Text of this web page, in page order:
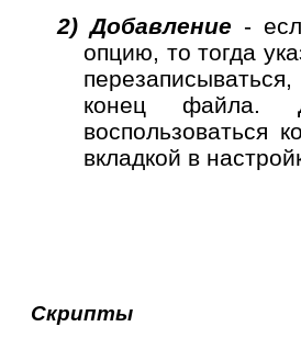
2) Добавление -
опцию, то тогда
конец файла.
воспользоваться
вкладкой в
Скрипты